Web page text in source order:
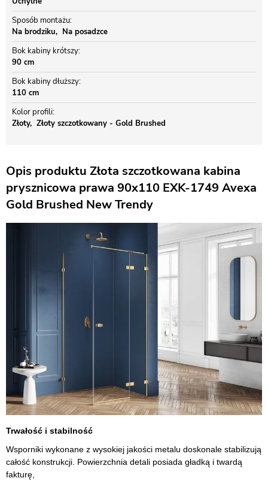
Sposób montażu
Na brodziku
Na posadzce
Bok kabiny krótszy
90 cm
Bok kabiny dłuższy
110 cm
Kolor profili
Złoty
Złoty szczotkowany - Gold Brushed
Opis produktu Złota szczotkowana kabina
prysznicowa prawa 90x110 EXK-1749 Avexa
Gold Brushed New Trendy
Trwałość i stabilność
Wsporniki wykonane z wysokiej jakości metalu doskonale stabilizują
całość konstrukcji. Powierzchnia detali posiada gładką i twardą
fakturę,